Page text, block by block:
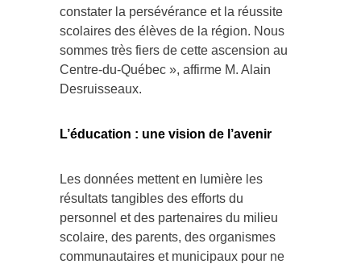
constater la persévérance et la réussite
scolaires des élèves de la région. Nous
sommes très fiers de cette ascension au
Centre-du-Québec », affirme M. Alain
Desruisseaux.
L’éducation : une vision de l’avenir
Les données mettent en lumière les
résultats tangibles des efforts du
personnel et des partenaires du milieu
scolaire, des parents, des organismes
communautaires et municipaux pour ne